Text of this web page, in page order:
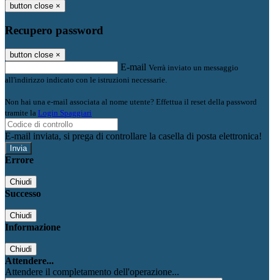
button close ×
Recupero password
button close ×
E-mail Verrà inviato un messaggio
all'indirizzo indicato con le istruzioni necessarie.
Non hai una e-mail associata al nome utente? Effettua il reset della password
tramite la Login Spaggiari
E-mail inviata, si prega di controllare la casella di posta elettronica!
Errore
Chiudi
Successo
Chiudi
Informazione
Chiudi
Attendere...
Attendere il completamento dell'operazione...